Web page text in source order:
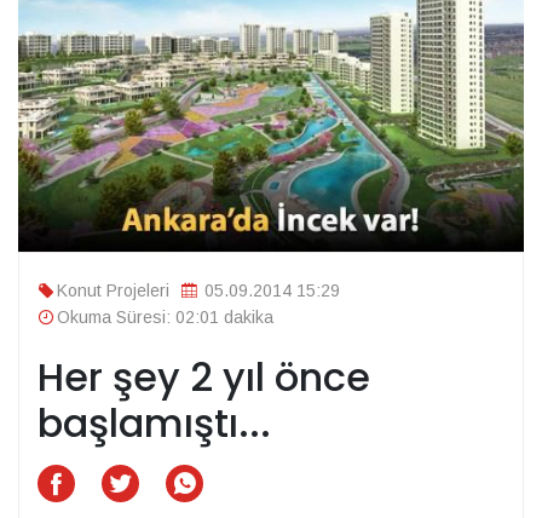
Konut Projeleri
05.09.2014 15:29
Okuma Süresi: 02:01 dakika
Her şey 2 yıl önce
başlamıştı...